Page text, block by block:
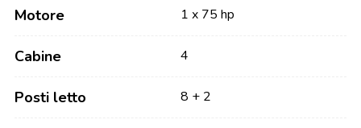
Motore 1 x 75 hp
Cabine 4
Posti letto 8 + 2